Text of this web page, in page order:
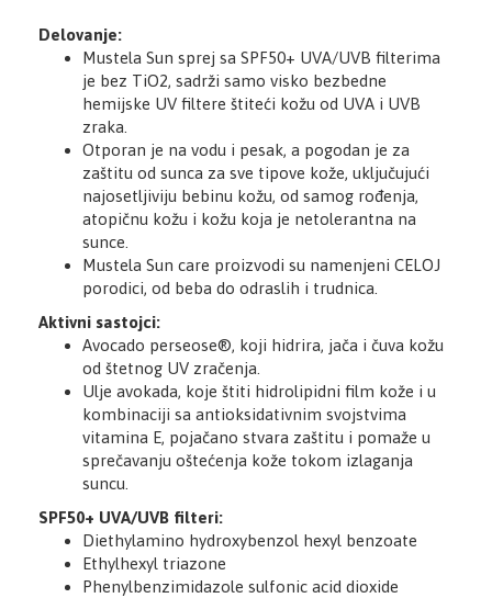
Delovanje:
Mustela Sun sprej sa SPF50+ UVA/UVB filterima
je bez TiO2, sadrži samo visko bezbedne
hemijske UV filtere štiteći kožu od UVA i UVB
zraka.
Otporan je na vodu i pesak, a pogodan je za
zaštitu od sunca za sve tipove kože, uključujući
najosetljiviju bebinu kožu, od samog rođenja,
atopičnu kožu i kožu koja je netolerantna na
sunce.
Mustela Sun care proizvodi su namenjeni CELOJ
porodici, od beba do odraslih i trudnica.
Aktivni sastojci:
Avocado perseose®, koji hidrira, jača i čuva kožu
od štetnog UV zračenja.
Ulje avokada, koje štiti hidrolipidni film kože i u
kombinaciji sa antioksidativnim svojstvima
vitamina E, pojačano stvara zaštitu i pomaže u
sprečavanju oštećenja kože tokom izlaganja
suncu.
SPF50+ UVA/UVB filteri:
Diethylamino hydroxybenzol hexyl benzoate
Ethylhexyl triazone
Phenylbenzimidazole sulfonic acid dioxide